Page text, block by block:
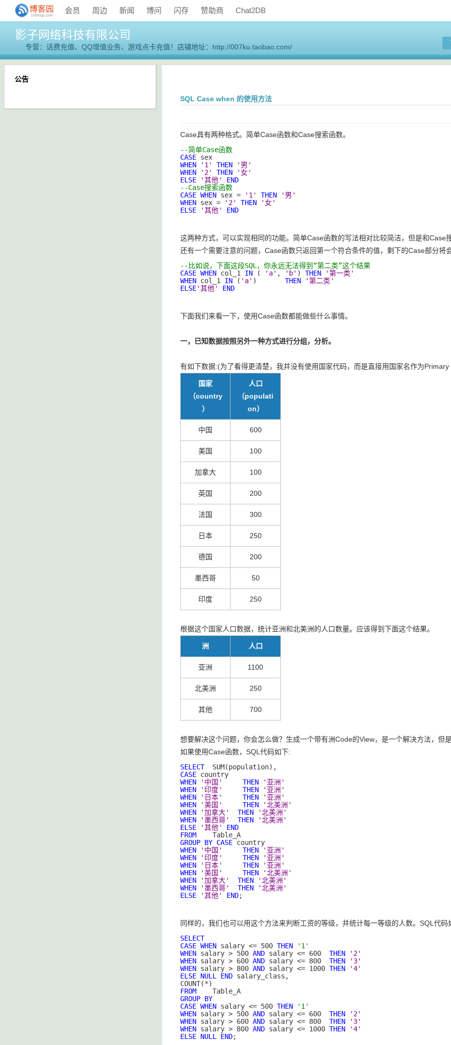
会员 周边 新闻 博问 闪存 赞助商 Chat2DB
影子网络科技有限公司
专营：话费充值、QQ增值业务、游戏点卡充值！店铺地址： http://007ku.taobao.com/
SQL Case when 的使用方法
Case具有两种格式。简单Case函数和Case搜索函数。
--简单Case函数
CASE
WHEN
'1' THEN
'男'
WHEN
'2' THEN
'女'
ELSE
'其他'
END
--Case搜索函数
CASE WHEN sex = '1' THEN
'男'
WHEN sex = '2' THEN
'女'
ELSE
'其他' END
这两种方式，可以实现相同的功能。简单Case函数的写法相对比较简洁，但是和
还有一个需要注意的问题，Case函数只返回第一个符合条件的值，剩下的Case部分将
--比如说，下面这段SQL，你永远无法得到“第二类”这个结果
CASE WHEN col_1 IN ( 'a' , 'b' ) THEN
'第一类'
WHEN col_1 IN ( 'a' ) THEN
'第二类'
ELSE'其他' END
下面我们来看一下，使用Case函数都能做些什么事情。
一，已知数据按照另外一种方式进行分组，分析。
有如下数据:(为了看得更清楚，我并没有使用国家代码，而是直接用国家名作为Primary
国家
（country
）
人口
（populati
on）
中国 600
美国 100
加拿大 100
英国 200
法国 300
日本 250
德国 200
墨西哥 50
印度 250
根据这个国家人口数据，统计亚洲和北美洲的人口数量。应该得到下面这个结果。
洲 人口
亚洲 1100
北美洲 250
其他 700
想要解决这个问题，你会怎么做？生成一个带有洲Code的View，是一个解决方法，但
如果使用Case函数，SQL代码如下:
SELECT
CASE
WHEN
'中国' THEN
'亚洲'
WHEN
'印度' THEN
'亚洲'
WHEN
'日本' THEN
'亚洲'
WHEN
'美国' THEN
'北美洲'
WHEN
'加拿大' THEN
'北美洲'
WHEN
'墨西哥' THEN
'北美洲'
ELSE
'其他'
END
FROM
GROUP BY CASE
WHEN
'中国' THEN
'亚洲'
WHEN
'印度' THEN
'亚洲'
WHEN
'日本' THEN
'亚洲'
WHEN
'美国' THEN
'北美洲'
WHEN
'加拿大' THEN
'北美洲'
WHEN
'墨西哥' THEN
'北美洲'
ELSE
'其他' END;
同样的，我们也可以用这个方法来判断工资的等级，并统计每一等级的人数。SQL代码
SELECT
CASE WHEN salary <= 500 THEN
'1'
WHEN salary > 500 AND salary <= 600 THEN
'2'
WHEN salary > 600 AND salary <= 800 THEN
'3'
WHEN salary > 800 AND salary <= 1000 THEN
'4'
ELSE NULL END salary_class,
FROM
GROUP BY
CASE WHEN salary <= 500 THEN
'1'
WHEN salary > 500 AND salary <= 600 THEN
'2'
WHEN salary > 600 AND salary <= 800 THEN
'3'
WHEN salary > 800 AND salary <= 1000 THEN
'4'
ELSE NULL END;
公告